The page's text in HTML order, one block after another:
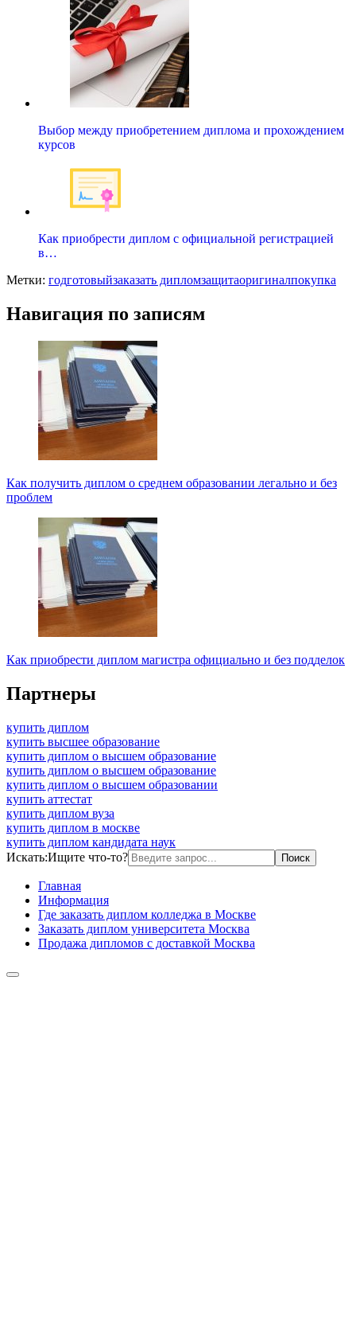
Выбор между приобретением диплома и прохождением
курсов
Как приобрести диплом с официальной регистрацией
в…
Метки: годготовыйзаказать дипломзащитаоригиналпокупка
Навигация по записям
Как получить диплом о среднем образовании легально и без
проблем
Как приобрести диплом магистра официально и без подделок
Партнеры
купить диплом
купить высшее образование
купить диплом о высшем образование
купить диплом о высшем образование
купить диплом о высшем образовании
купить аттестат
купить диплом вуза
купить диплом в москве
купить диплом кандидата наук
Искать:Ищите что-то?
Главная
Информация
Где заказать диплом колледжа в Москве
Заказать диплом университета Москва
Продажа дипломов с доставкой Москва